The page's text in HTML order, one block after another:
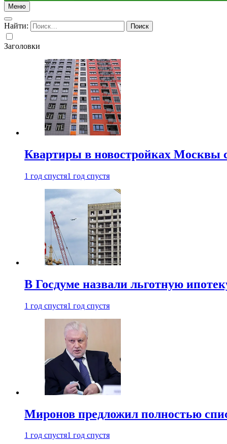
Меню
Найти:
Заголовки
Квартиры в новостройках Москвы
1 год спустя1 год спустя
В Госдуме назвали льготную
1 год спустя1 год спустя
Миронов предложил полностью
1 год спустя1 год спустя